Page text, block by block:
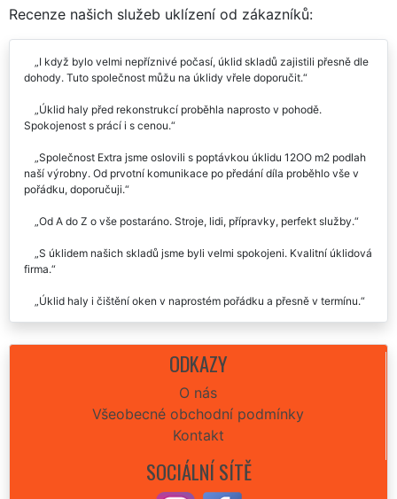
Recenze našich služeb uklízení od zákazníků:
I když bylo velmi nepříznivé počasí, úklid skladů zajistili přesně dle
dohody. Tuto společnost můžu na úklidy vřele doporučit.
Úklid haly před rekonstrukcí proběhla naprosto v pohodě.
Spokojenost s prácí i s cenou.
Společnost Extra jsme oslovili s poptávkou úklidu 12OO m2 podlah
naší výrobny. Od prvotní komunikace po předání díla proběhlo vše v
pořádku, doporučuji.
Od A do Z o vše postaráno. Stroje, lidi, přípravky, perfekt služby.
S úklidem našich skladů jsme byli velmi spokojeni. Kvalitní úklidová
firma.
Úklid haly i čištění oken v naprostém pořádku a přesně v termínu.
ODKAZY
O nás
Všeobecné obchodní podmínky
Kontakt
SOCIÁLNÍ SÍTĚ